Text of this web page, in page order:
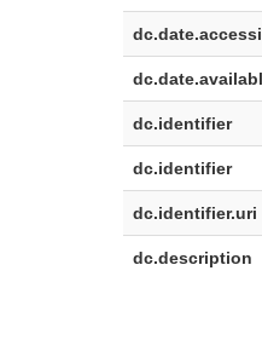
dc.identifier
dc.identifier
dc.identifier.uri
dc.description